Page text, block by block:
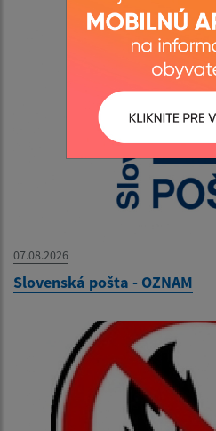
07.08.2026
Slovenská pošta - OZNAM